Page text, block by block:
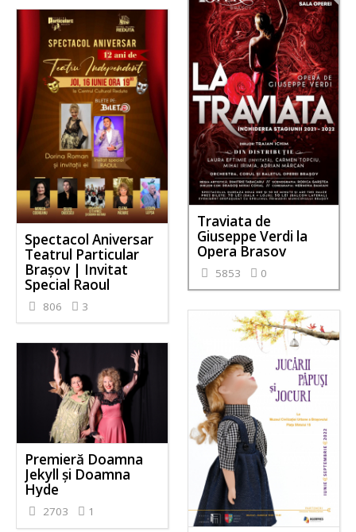
Traviata de
Giuseppe Verdi la
Opera Brasov
5853 0
Spectacol Aniversar
Teatrul Particular
Brașov | Invitat
Special Raoul
806 3
Premieră Doamna
Jekyll și Doamna
Hyde
2703 1